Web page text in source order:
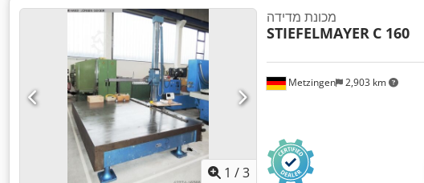
1 /3
Metzingen 2,903 km
מכונת מדידה
STIEFELMAYER C 160